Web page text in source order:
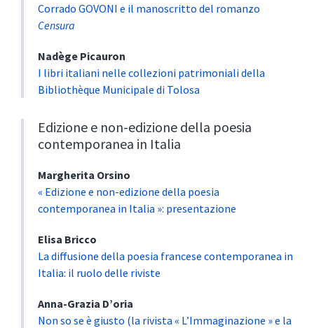
Corrado GOVONI e il manoscritto del romanzo
Censura
Nadège Picauron
I libri italiani nelle collezioni patrimoniali della
Bibliothèque Municipale di Tolosa
Edizione e non-edizione della poesia
contemporanea in Italia
Margherita Orsino
« Edizione e non-edizione della poesia
contemporanea in Italia »: presentazione
Elisa Bricco
La diffusione della poesia francese contemporanea in
Italia: il ruolo delle riviste
Anna-Grazia D’oria
Non so se è giusto (la rivista « L’Immaginazione » e la